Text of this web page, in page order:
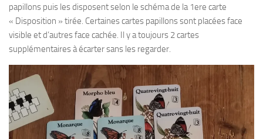
papillons puis les disposent selon le schéma de la 1ere carte
« Disposition » tirée. Certaines cartes papillons sont placées face
visible et d’autres face cachée. Il y a toujours 2 cartes
supplémentaires à écarter sans les regarder.